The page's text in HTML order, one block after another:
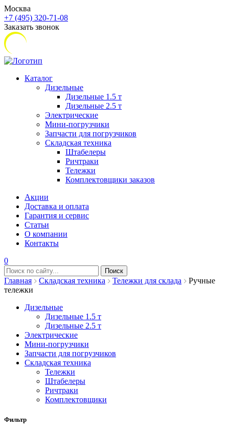
Москва
+7 (495) 320-71-08
Заказать звонок
Каталог
Дизельные
Дизельные 1.5 т
Дизельные 2.5 т
Электрические
Мини-погрузчики
Запчасти для погрузчиков
Складская техника
Штабелеры
Ричтраки
Тележки
Комплектовщики заказов
Акции
Доставка и оплата
Гарантия и сервис
Статьи
О компании
Контакты
0
Главная Складская техника Тележки для склада
Ручные
тележки
Дизельные
Дизельные 1.5 т
Дизельные 2.5 т
Электрические
Мини-погрузчики
Запчасти для погрузчиков
Складская техника
Тележки
Штабелеры
Ричтраки
Комплектовщики
Фильтр